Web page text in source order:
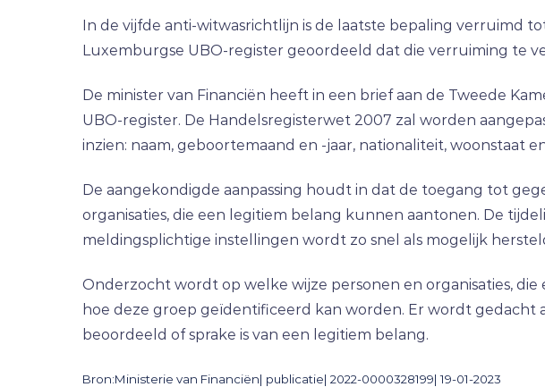
In de vijfde anti-witwasrichtlijn is de laatste bepaling verruimd
Luxemburgse UBO-register geoordeeld dat die verruiming te
De minister van Financiën heeft in een brief aan de Tweede
UBO-register. De Handelsregisterwet 2007 zal worden
inzien: naam, geboortemaand en -jaar, nationaliteit, woonstaat
De aangekondigde aanpassing houdt in dat de toegang tot
organisaties, die een legitiem belang kunnen aantonen. De
meldingsplichtige instellingen wordt zo snel als mogelijk
Onderzocht wordt op welke wijze personen en organisaties,
hoe deze groep geïdentificeerd kan worden. Er wordt gedacht
beoordeeld of sprake is van een legitiem belang.
Bron:Ministerie van Financiën| publicatie| 2022-0000328199| 19-01-2023